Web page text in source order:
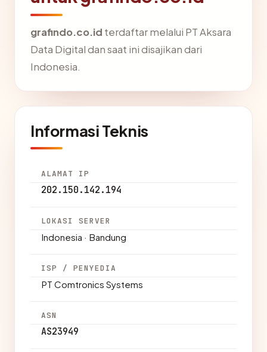
grafindo.co.id terdaftar melalui PT Aksara
Data Digital dan saat ini disajikan dari
Indonesia.
Informasi Teknis
ALAMAT IP
202.150.142.194
LOKASI SERVER
Indonesia · Bandung
ISP / PENYEDIA
PT Comtronics Systems
ASN
AS23949